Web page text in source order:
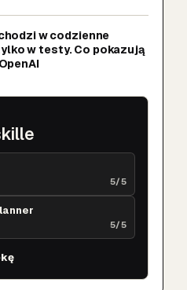
w codzienne
w testy. Co pokazują
5/5
5/5